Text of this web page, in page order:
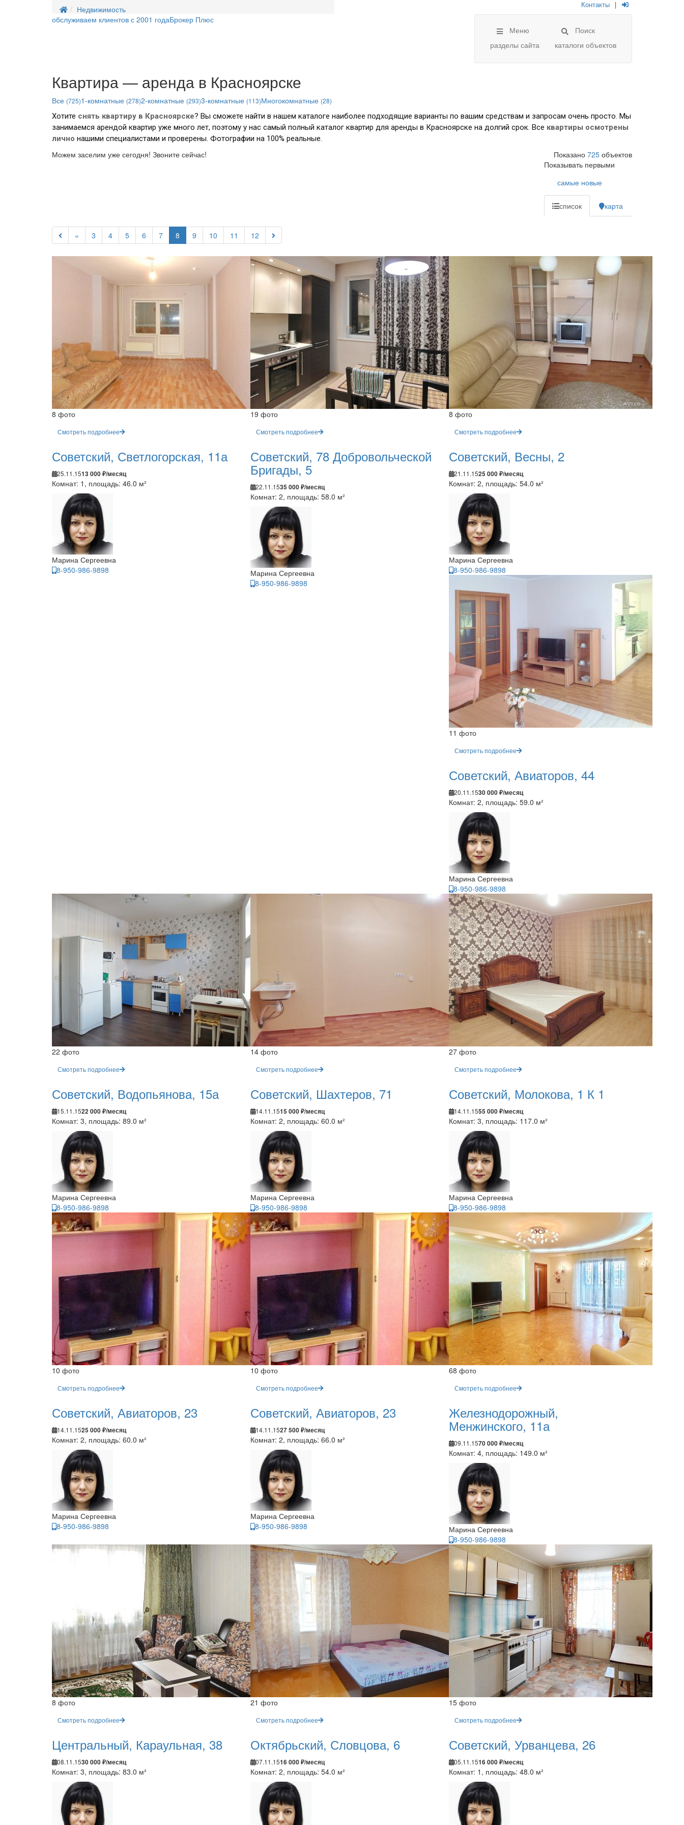
Недвижимость Контакты |
Меню
разделы сайта
Поиск
каталоги объектов
обслуживаем клиентов с 2001 годаБрокер Плюс
Квартира — аренда в Красноярске
Все (725)1-комнатные (278)2-комнатные (293)3-комнатные (113)Многокомнатные (28)
Хотите снять квартиру в Красноярске? Вы сможете найти в нашем каталоге наиболее подходящие варианты по вашим средствам и запросам очень просто. Мы
занимаемся арендой квартир уже много лет, поэтому у нас самый полный каталог квартир для аренды в Красноярске на долгий срок. Все квартиры осмотрены
лично нашими специалистами и проверены. Фотографии на 100% реальные.
Можем заселим уже сегодня! Звоните сейчас! Показано 725 объектов
Показывать первыми
самые новые
список карта
« 3 4 5 6 7 8 9 10 11 12
8 фото
Смотреть подробнее
Советский, Светлогорская, 11а
25.11.1513 000 ₽/месяц
Комнат: 1, площадь: 46.0 м²
Марина Сергеевна
8-950-986-9898
19 фото
Смотреть подробнее
Советский, 78 Добровольческой
Бригады, 5
22.11.1535 000 ₽/месяц
Комнат: 2, площадь: 58.0 м²
Марина Сергеевна
8-950-986-9898
8 фото
Смотреть подробнее
Советский, Весны, 2
21.11.1525 000 ₽/месяц
Комнат: 2, площадь: 54.0 м²
Марина Сергеевна
8-950-986-9898
11 фото
Смотреть подробнее
Советский, Авиаторов, 44
20.11.1530 000 ₽/месяц
Комнат: 2, площадь: 59.0 м²
Марина Сергеевна
8-950-986-9898
22 фото
Смотреть подробнее
Советский, Водопьянова, 15а
15.11.1522 000 ₽/месяц
Комнат: 3, площадь: 89.0 м²
Марина Сергеевна
8-950-986-9898
14 фото
Смотреть подробнее
Советский, Шахтеров, 71
14.11.1515 000 ₽/месяц
Комнат: 2, площадь: 60.0 м²
Марина Сергеевна
8-950-986-9898
27 фото
Смотреть подробнее
Советский, Молокова, 1 К 1
14.11.1555 000 ₽/месяц
Комнат: 3, площадь: 117.0 м²
Марина Сергеевна
8-950-986-9898
10 фото
Смотреть подробнее
Советский, Авиаторов, 23
14.11.1525 000 ₽/месяц
Комнат: 2, площадь: 60.0 м²
Марина Сергеевна
8-950-986-9898
10 фото
Смотреть подробнее
Советский, Авиаторов, 23
14.11.1527 500 ₽/месяц
Комнат: 2, площадь: 66.0 м²
Марина Сергеевна
8-950-986-9898
68 фото
Смотреть подробнее
Железнодорожный,
Менжинского, 11а
09.11.1570 000 ₽/месяц
Комнат: 4, площадь: 149.0 м²
Марина Сергеевна
8-950-986-9898
8 фото
Смотреть подробнее
Центральный, Караульная, 38
08.11.1530 000 ₽/месяц
Комнат: 3, площадь: 83.0 м²
21 фото
Смотреть подробнее
Октябрьский, Словцова, 6
07.11.1516 000 ₽/месяц
Комнат: 2, площадь: 54.0 м²
15 фото
Смотреть подробнее
Советский, Урванцева, 26
05.11.1516 000 ₽/месяц
Комнат: 1, площадь: 48.0 м²